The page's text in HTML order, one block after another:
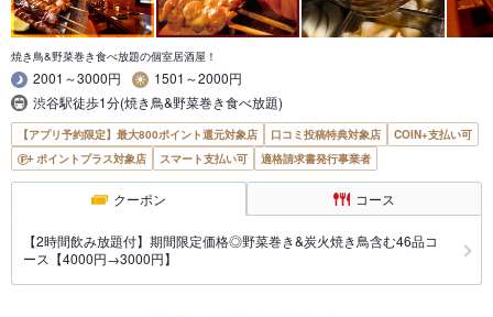
焼き鳥&野菜巻き食べ放題の個室居酒屋！
2001～3000円
1501～2000円
渋谷駅徒歩1分(焼き鳥&野菜巻き食べ放題)
【アプリ予約限定】最大800ポイント還元対象店 口コミ投稿特典対象店
COIN+支払い可
ポイントプラス対象店
スマート支払い可 適格請求書発行事業者
クーポン コース
【2時間飲み放題付】期間限定価格◎野菜巻き&炭火焼き鳥含む46品コ
ース【4000円→3000円】